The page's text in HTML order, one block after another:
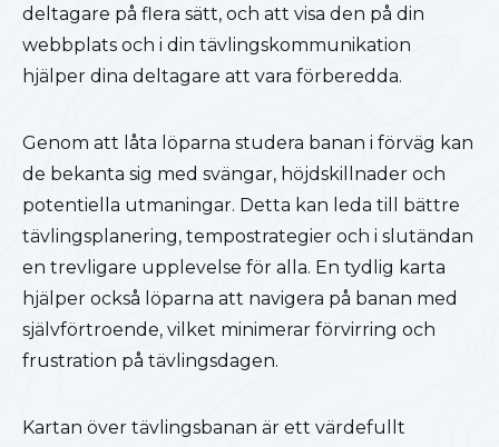
deltagare på flera sätt, och att visa den på din
webbplats och i din tävlingskommunikation
hjälper dina deltagare att vara förberedda.
Genom att låta löparna studera banan i förväg kan
de bekanta sig med svängar, höjdskillnader och
potentiella utmaningar. Detta kan leda till bättre
tävlingsplanering, tempostrategier och i slutändan
en trevligare upplevelse för alla. En tydlig karta
hjälper också löparna att navigera på banan med
självförtroende, vilket minimerar förvirring och
frustration på tävlingsdagen.
Kartan över tävlingsbanan är ett värdefullt